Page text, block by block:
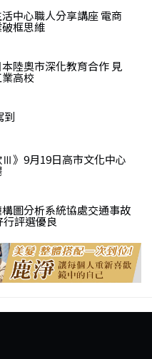
中心職人分享講座 電商
框思維
陸奧市深化教育合作 見
高校
到
》9月19日高市文化中心
圖分析系統協處交通事故
行評選優良